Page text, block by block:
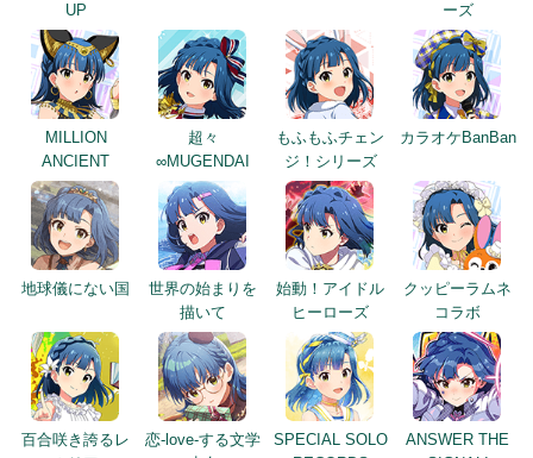
UP
ーズ
MILLION
ANCIENT
超々
∞MUGENDAI
もふもふチェン
ジ！シリーズ
カラオケBanBan
地球儀にない国
世界の始まりを
描いて
始動！アイドル
ヒーローズ
クッピーラムネ
コラボ
百合咲き誇るレ
恋-love-する文学
SPECIAL SOLO
ANSWER THE